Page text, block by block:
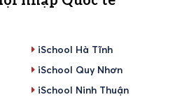
iSchool Hà Tĩnh
iSchool Quy Nhơn
iSchool Ninh Thuận